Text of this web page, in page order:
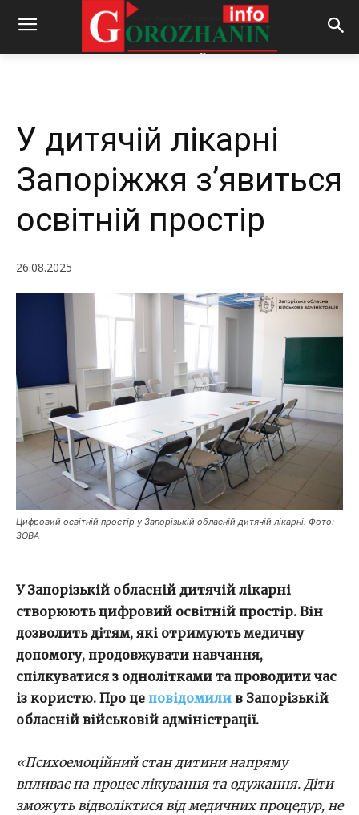
By REDACTOR - 26.08.2025 328
У дитячій лікарні
Запоріжжя з’явиться
освітній простір
26.08.2025
Цифровий освітній простір у Запорізькій обласній дитячій лікарні. Фото:
ЗОВА
У Запорізькій обласній дитячій лікарні
створюють цифровий освітній простір. Він
дозволить дітям, які отримують медичну
допомогу, продовжувати навчання,
спілкуватися з однолітками та проводити час
із користю. Про це повідомили в Запорізькій
обласній військовій адміністрації.
«Психоемоційний стан дитини напряму
впливає на процес лікування та одужання. Діти
зможуть відволіктися від медичних процедур, не